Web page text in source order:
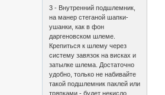
3 - Внутренний подшлемник,
на манер стеганой шапки-
ушанки, как в фон
даргеновском шлеме.
Крепиться к шлему через
систему завязок на висках и
затылке шлема. Достаточно
удобно, только не набивайте
такой подшлемник паклей или
тряпками - будет некисло